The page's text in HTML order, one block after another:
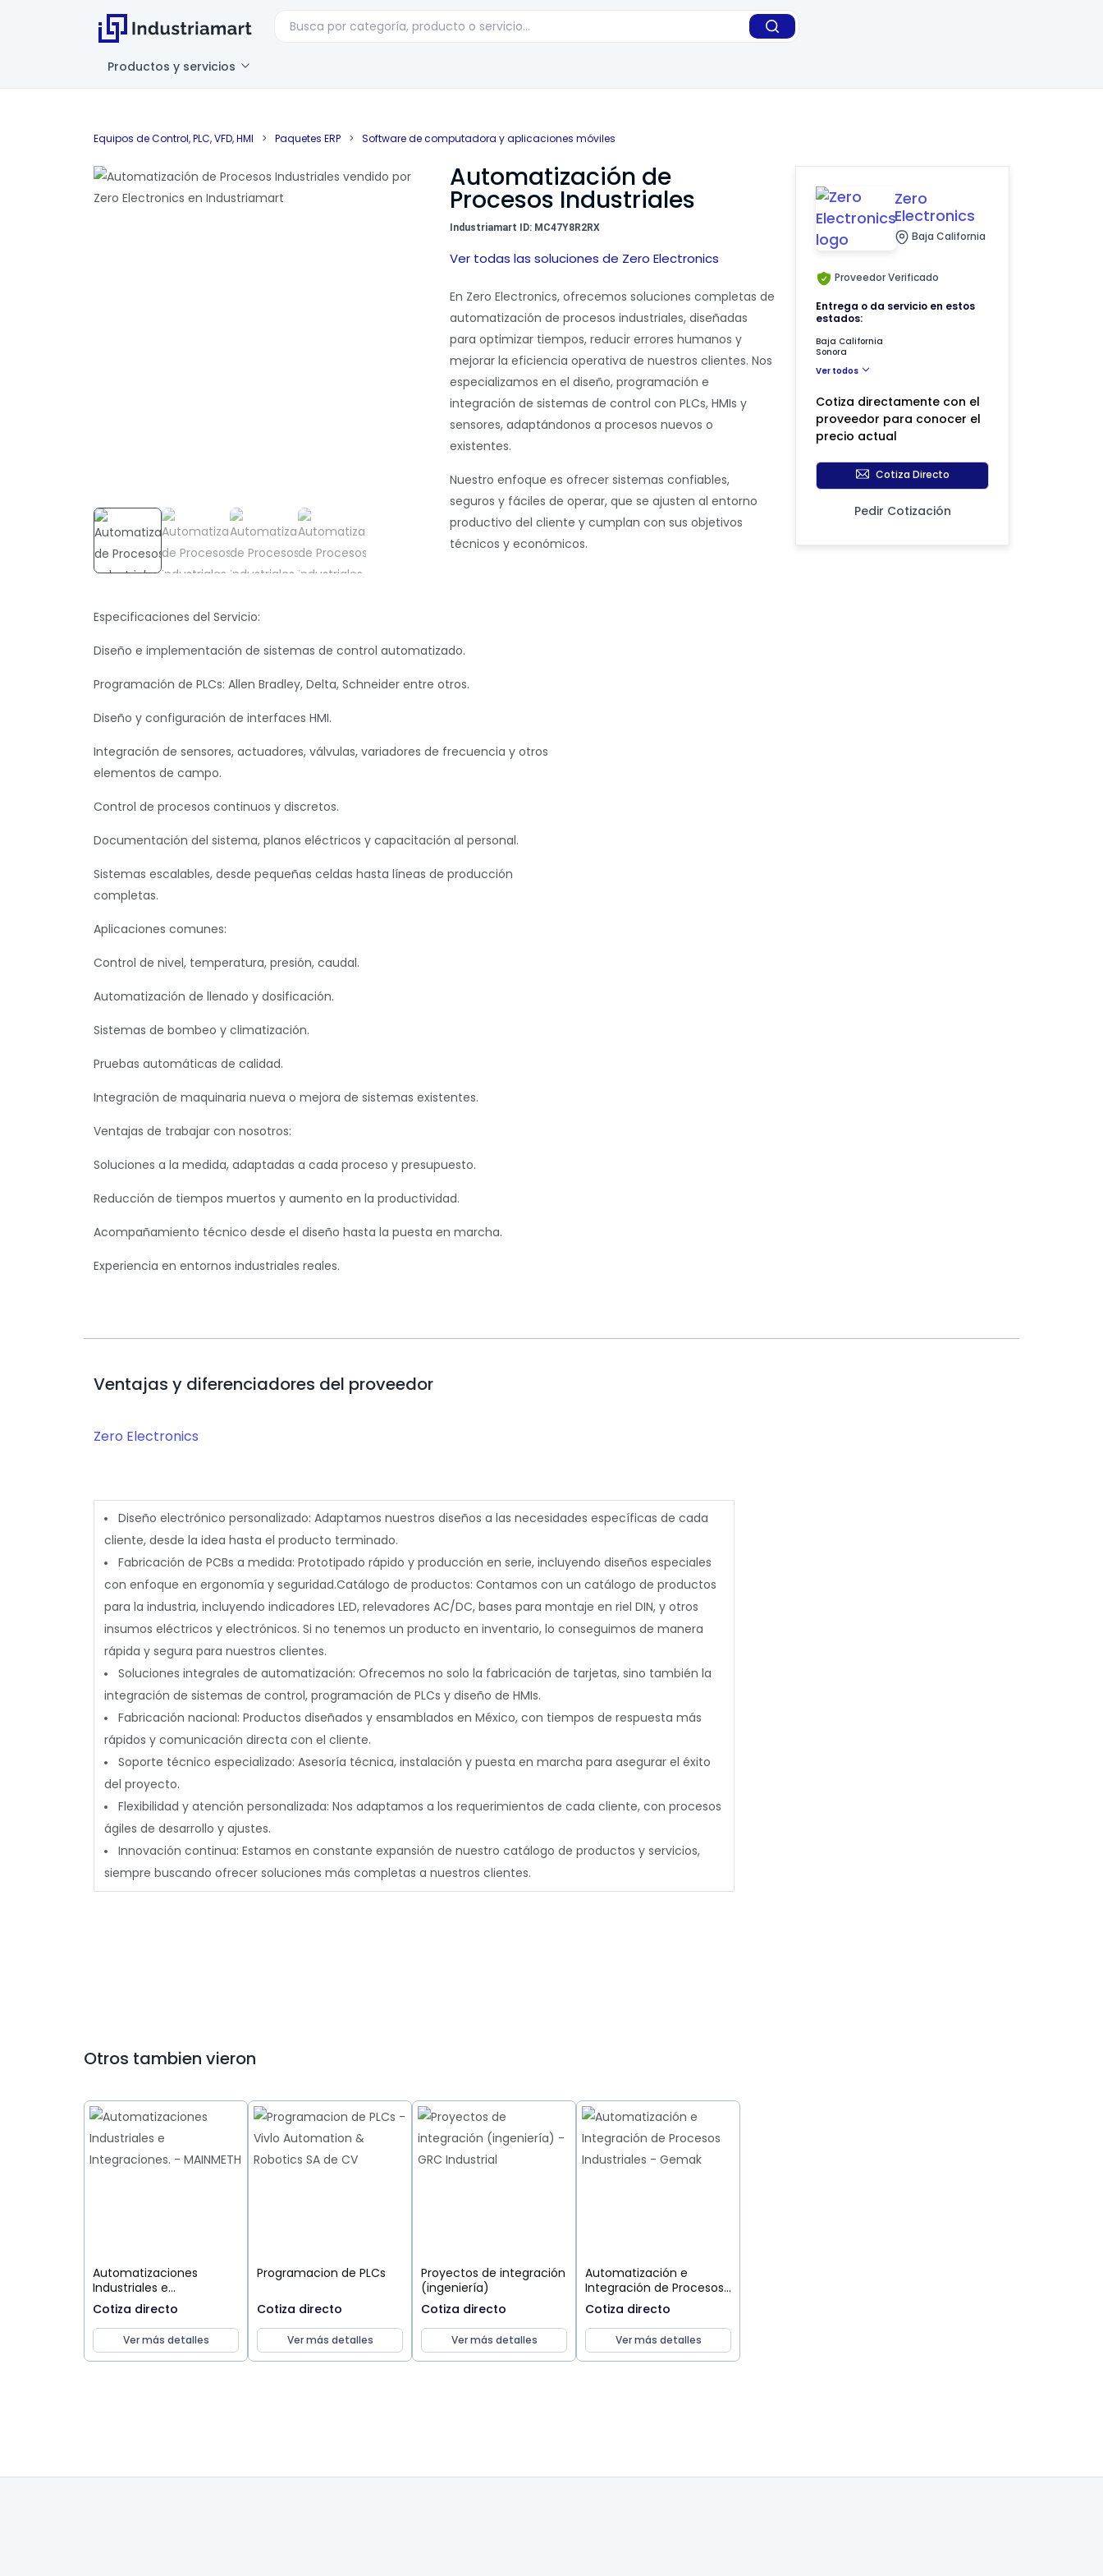
Productos y servicios
Equipos de Control, PLC, VFD, HMI > Paquetes ERP > Software de computadora y aplicaciones móviles
Automatización de
Procesos Industriales
Industriamart ID: MC47Y8R2RX
Ver todas las soluciones de Zero Electronics
En Zero Electronics, ofrecemos soluciones completas de
automatización de procesos industriales, diseñadas
para optimizar tiempos, reducir errores humanos y
mejorar la eficiencia operativa de nuestros clientes. Nos
especializamos en el diseño, programación e
integración de sistemas de control con PLCs, HMIs y
sensores, adaptándonos a procesos nuevos o
existentes.
Nuestro enfoque es ofrecer sistemas confiables,
seguros y fáciles de operar, que se ajusten al entorno
productivo del cliente y cumplan con sus objetivos
técnicos y económicos.
Especificaciones del Servicio:
Diseño e implementación de sistemas de control automatizado.
Programación de PLCs: Allen Bradley, Delta, Schneider entre otros.
Diseño y configuración de interfaces HMI.
Integración de sensores, actuadores, válvulas, variadores de frecuencia y otros
elementos de campo.
Control de procesos continuos y discretos.
Documentación del sistema, planos eléctricos y capacitación al personal.
Sistemas escalables, desde pequeñas celdas hasta líneas de producción
completas.
Aplicaciones comunes:
Control de nivel, temperatura, presión, caudal.
Automatización de llenado y dosificación.
Sistemas de bombeo y climatización.
Pruebas automáticas de calidad.
Integración de maquinaria nueva o mejora de sistemas existentes.
Ventajas de trabajar con nosotros:
Soluciones a la medida, adaptadas a cada proceso y presupuesto.
Reducción de tiempos muertos y aumento en la productividad.
Acompañamiento técnico desde el diseño hasta la puesta en marcha.
Experiencia en entornos industriales reales.
Zero
Electronics
Baja California
Proveedor Verificado
Entrega o da servicio en estos
estados:
Baja California
Sonora
Ver todos
Cotiza directamente con el
proveedor para conocer el
precio actual
Cotiza Directo
Pedir Cotización
Ventajas y diferenciadores del proveedor
Zero Electronics
Diseño electrónico personalizado: Adaptamos nuestros diseños a las necesidades específicas de cada
cliente, desde la idea hasta el producto terminado.
Fabricación de PCBs a medida: Prototipado rápido y producción en serie, incluyendo diseños especiales
con enfoque en ergonomía y seguridad.Catálogo de productos: Contamos con un catálogo de productos
para la industria, incluyendo indicadores LED, relevadores AC/DC, bases para montaje en riel DIN, y otros
insumos eléctricos y electrónicos. Si no tenemos un producto en inventario, lo conseguimos de manera
rápida y segura para nuestros clientes.
Soluciones integrales de automatización: Ofrecemos no solo la fabricación de tarjetas, sino también la
integración de sistemas de control, programación de PLCs y diseño de HMIs.
Fabricación nacional: Productos diseñados y ensamblados en México, con tiempos de respuesta más
rápidos y comunicación directa con el cliente.
Soporte técnico especializado: Asesoría técnica, instalación y puesta en marcha para asegurar el éxito
del proyecto.
Flexibilidad y atención personalizada: Nos adaptamos a los requerimientos de cada cliente, con procesos
ágiles de desarrollo y ajustes.
Innovación continua: Estamos en constante expansión de nuestro catálogo de productos y servicios,
siempre buscando ofrecer soluciones más completas a nuestros clientes.
Otros tambien vieron
Automatizaciones
Industriales e
Integraciones.
Cotiza directo
Ver más detalles
Programacion de PLCs
Cotiza directo
Ver más detalles
Proyectos de integración
(ingeniería)
Cotiza directo
Ver más detalles
Automatización e
Integración de Procesos
Industriales
Cotiza directo
Ver más detalles